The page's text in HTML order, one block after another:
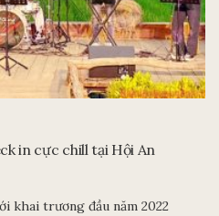
in cực chill tại Hội An
khai trương đầu năm 2022